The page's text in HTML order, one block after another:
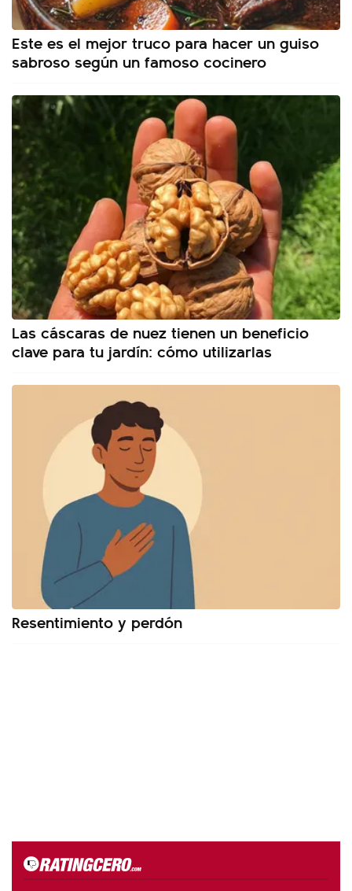
Este es el mejor truco para hacer un guiso
sabroso según un famoso cocinero
Las cáscaras de nuez tienen un beneficio
clave para tu jardín: cómo utilizarlas
Resentimiento y perdón